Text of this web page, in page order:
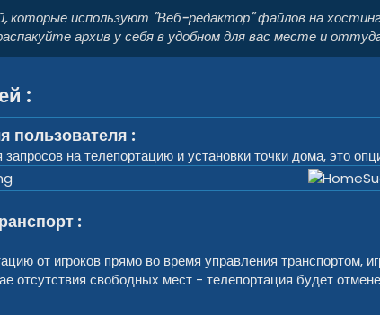
которые используют "Веб-редактор" файлов на
архив у себя в удобном для вас месте и
:
пользователя :
на телепортацию и установки точки дома, это
:
от игроков прямо во время управления транспортом,
отсутствия свободных мест - телепортация будет